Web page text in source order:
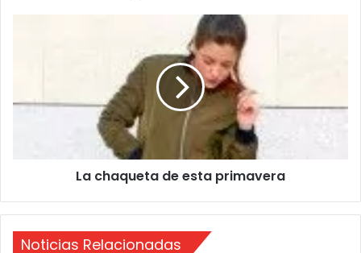
q
La chaqueta de esta primavera
Noticias Relacionadas